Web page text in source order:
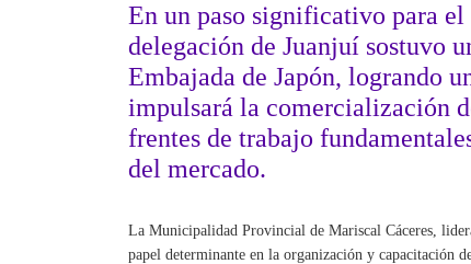
En un paso significativo para
delegación de Juanjuí sostuvo
Embajada de Japón, logrando
impulsará la comercialización
frentes de trabajo
del mercado.
La Municipalidad Provincial de Mariscal Cáceres,
papel determinante en la organización y capacitación